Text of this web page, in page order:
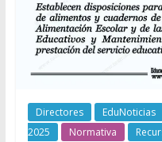
Directores EduNoticias
2025
Normativa